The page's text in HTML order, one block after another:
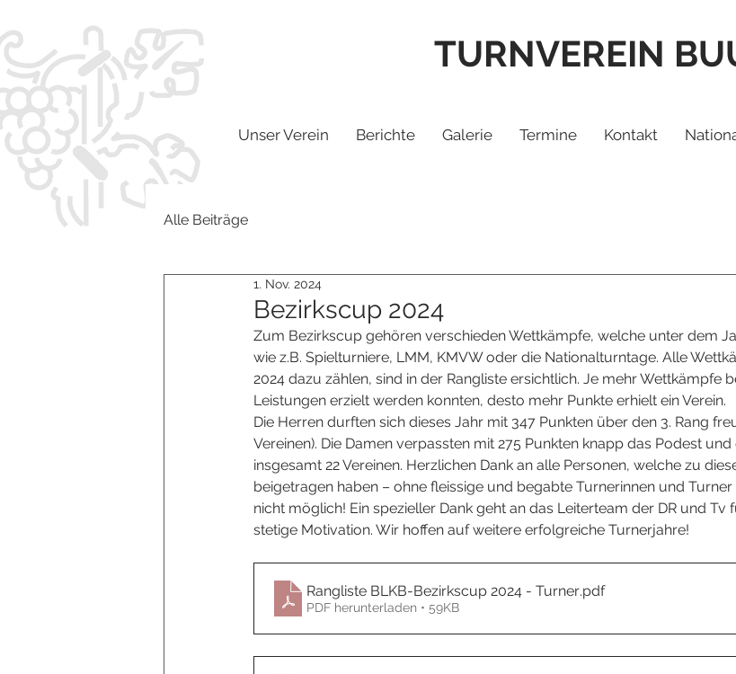
TURNVEREIN
Unser Verein Berichte Galerie Termine Kontakt
Alle Beiträge
Bezirkscup 2024
1. Nov. 2024
Zum Bezirkscup gehören verschieden Wettkämpfe, welche unter dem
wie z.B. Spielturniere, LMM, KMVW oder die Nationalturntage. Alle
2024 dazu zählen, sind in der Rangliste ersichtlich. Je mehr Wettkämpfe
Leistungen erzielt werden konnten, desto mehr Punkte erhielt ein Verein.
Die Herren durften sich dieses Jahr mit 347 Punkten über den 3. Rang
Vereinen). Die Damen verpassten mit 275 Punkten knapp das Podest
insgesamt 22 Vereinen. Herzlichen Dank an alle Personen, welche zu
beigetragen haben – ohne fleissige und begabte Turnerinnen und
nicht möglich! Ein spezieller Dank geht an das Leiterteam der DR und Tv
stetige Motivation. Wir hoffen auf weitere erfolgreiche Turnerjahre!
Rangliste BLKB-Bezirkscup 2024 - Turner.pdf
PDF herunterladen • 59KB